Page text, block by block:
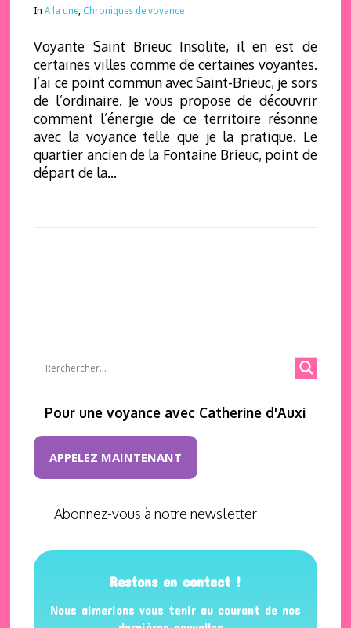
InA la une,Chroniques de voyance
Voyante Saint Brieuc Insolite, il en est de
certaines villes comme de certaines voyantes.
J’ai ce point commun avec Saint-Brieuc, je sors
de l’ordinaire. Je vous propose de découvrir
comment l’énergie de ce territoire résonne
avec la voyance telle que je la pratique. Le
quartier ancien de la Fontaine Brieuc, point de
départ de la…
Pour une voyance avec Catherine d'Auxi
APPELEZ MAINTENANT
Abonnez-vous à notre newsletter
Restons en contact !
Nous aimerions vous tenir au courant de nos